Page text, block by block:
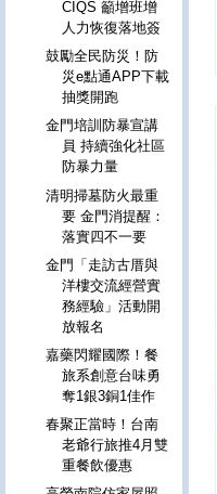
CIQS 籲增班增
人力恢復落地簽
鼓勵全民防災！防
災e點通APP下載
抽獎開跑
金門培訓防暴宣講
員 持續強化社區
防暴力量
清明掃墓防火最重
要 金門消提醒：
落實四不一要
金門「走訪古厝與
洋樓交流經營實
務經驗」活動開
放報名
嘉藥閃耀國際！餐
旅系創意台味勇
奪1銀3銅1佳作
春聚正當時！台南
老爺行旅推4月雙
重餐飲優惠